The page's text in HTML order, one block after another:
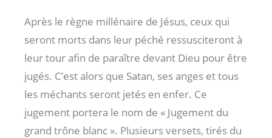
Après le règne millénaire de Jésus, ceux qui
seront morts dans leur péché ressusciteront à
leur tour afin de paraître devant Dieu pour être
jugés. C’est alors que Satan, ses anges et tous
les méchants seront jetés en enfer. Ce
jugement portera le nom de « Jugement du
grand trône blanc ». Plusieurs versets, tirés du